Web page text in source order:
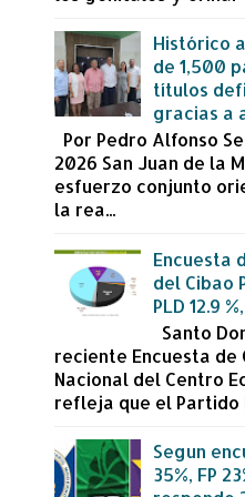
Histórico
de 1,500
títulos
gracias a
Por Pedro Alfonso
2026 San Juan de la
esfuerzo conjunto
la rea...
Encuesta
del Cibao
PLD 12.9
Santo
reciente Encuesta de
Nacional del Centro
refleja que el Partido
Segun
35%, FP